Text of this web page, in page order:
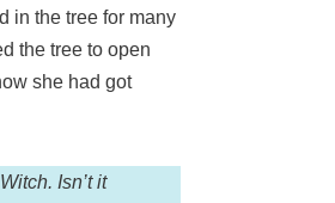
in the tree for many
the tree to open
she had got
Isn’t it